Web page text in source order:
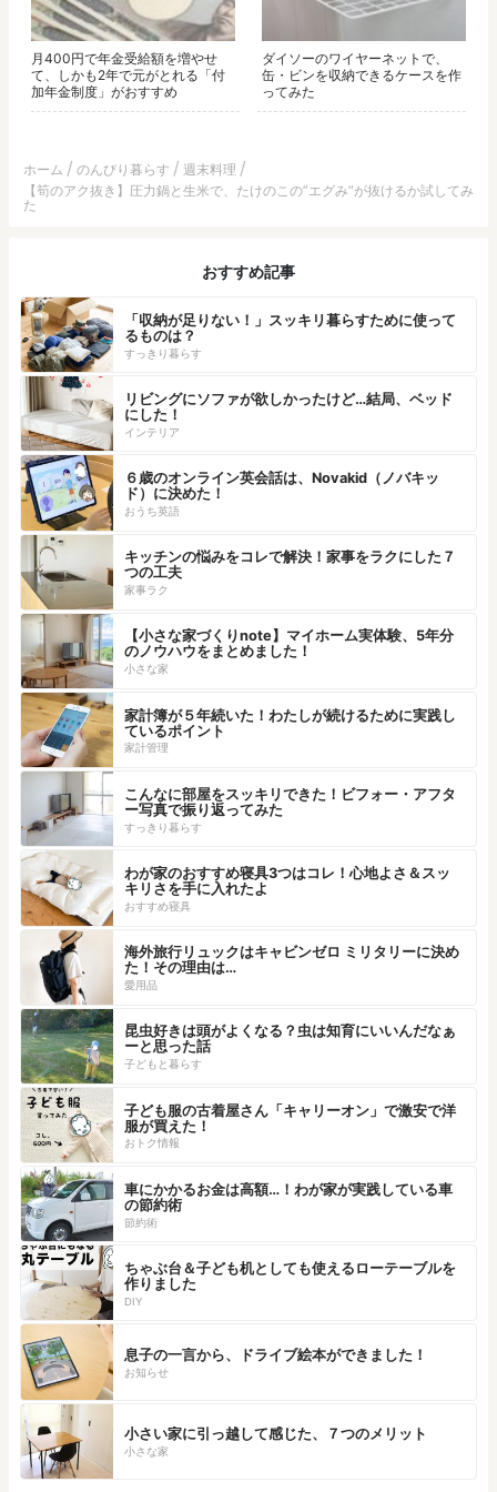
月400円で年金受給額を増やせ
て、しかも2年で元がとれる「付
加年金制度」がおすすめ
ダイソーのワイヤーネットで、
缶・ビンを収納できるケースを作
ってみた
ホーム のんびり暮らす
週末料理
【筍のアク抜き】圧力鍋と生米で、たけのこの”エグみ”が抜けるか試してみ
た
おすすめ記事
「収納が足りない！」スッキリ暮らすために使って
るものは？
すっきり暮らす
リビングにソファが欲しかったけど…結局、ベッド
にした！
インテリア
６歳のオンライン英会話は、Novakid（ノバキッ
ド）に決めた！
おうち英語
キッチンの悩みをコレで解決！家事をラクにした７
つの工夫
家事ラク
【小さな家づくりnote】マイホーム実体験、5年分
のノウハウをまとめました！
小さな家
家計簿が５年続いた！わたしが続けるために実践し
ているポイント
家計管理
こんなに部屋をスッキリできた！ビフォー・アフタ
ー写真で振り返ってみた
すっきり暮らす
わが家のおすすめ寝具3つはコレ！心地よさ＆スッ
キリさを手に入れたよ
おすすめ寝具
海外旅行リュックはキャビンゼロ ミリタリーに決め
た！その理由は…
愛用品
昆虫好きは頭がよくなる？虫は知育にいいんだなぁ
ーと思った話
子どもと暮らす
子ども服の古着屋さん「キャリーオン」で激安で洋
服が買えた！
おトク情報
車にかかるお金は高額…！わが家が実践している車
の節約術
節約術
ちゃぶ台＆子ども机としても使えるローテーブルを
作りました
DIY
息子の一言から、ドライブ絵本ができました！
お知らせ
小さい家に引っ越して感じた、７つのメリット
小さな家